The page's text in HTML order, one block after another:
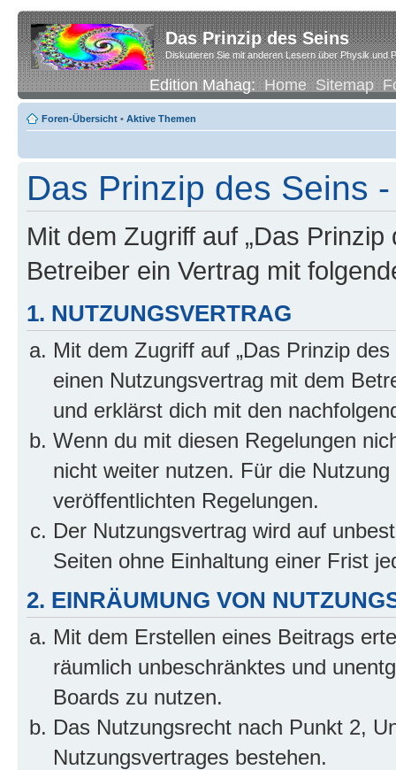
Das Prinzip des Seins
Diskutieren Sie mit anderen Lesern über Physik und
Edition Mahag:Home Sitemap
Foren-Übersicht • Aktive Themen
Das Prinzip des Seins
Mit dem Zugriff auf „Das
Betreiber ein Vertrag mit
1. NUTZUNGSVERTRAG
Mit dem Zugriff auf „Das Prinzip
einen Nutzungsvertrag mit dem
und erklärst dich mit den
Wenn du mit diesen Regelungen
nicht weiter nutzen. Für die
veröffentlichten Regelungen.
Der Nutzungsvertrag wird auf
Seiten ohne Einhaltung einer Frist
2. EINRÄUMUNG VON
Mit dem Erstellen eines Beitrags
räumlich unbeschränktes und
Boards zu nutzen.
Das Nutzungsrecht nach Punkt 2,
Nutzungsvertrages bestehen.